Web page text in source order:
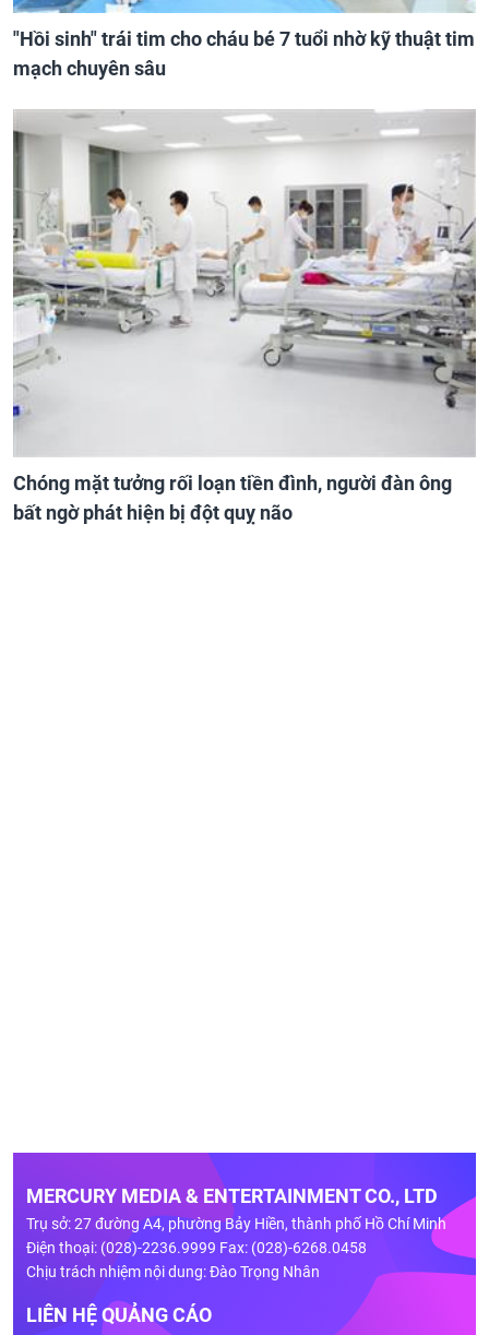
"Hồi sinh" trái tim cho cháu bé 7 tuổi nhờ kỹ thuật tim
mạch chuyên sâu
Chóng mặt tưởng rối loạn tiền đình, người đàn ông
bất ngờ phát hiện bị đột quỵ não
MERCURY MEDIA & ENTERTAINMENT CO., LTD
Trụ sở: 27 đường A4, phường Bảy Hiền, thành phố Hồ Chí Minh
Điện thoại: (028)-2236.9999 Fax: (028)-6268.0458
Chịu trách nhiệm nội dung: Đào Trọng Nhân
LIÊN HỆ QUẢNG CÁO